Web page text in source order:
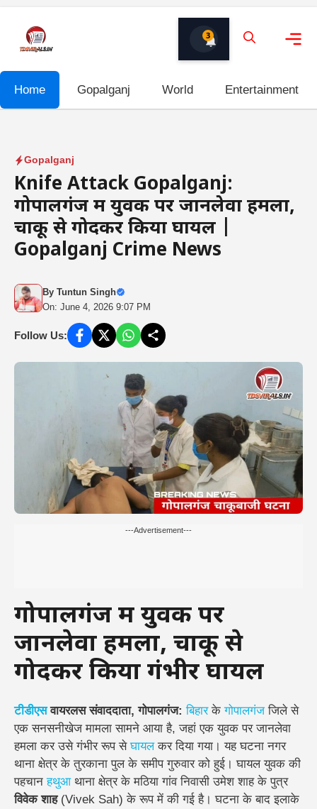
content
3
Home Gopalganj World Entertainment
Gopalganj
Knife Attack Gopalganj:
गोपालगंज में युवक पर जानलेवा हमला,
चाकू से गोदकर किया घायल |
Gopalganj Crime News
By Tuntun Singh
On: June 4, 2026 9:07 PM
Follow Us:
---Advertisement---
गोपालगंज में युवक पर
जानलेवा हमला, चाकू से
गोदकर किया गंभीर घायल
टीडीएसवायरलस संवाददाता, गोपालगंज: बिहारकेगोपालगंजजिले से
एक सनसनीखेज मामला सामने आया है, जहां एक युवक पर जानलेवा
हमला कर उसे गंभीर रूप सेघायलकर दिया गया। यह घटना नगर
थाना क्षेत्र के तुरकाना पुल के समीप गुरुवार को हुई। घायल युवक की
पहचानहथुआथाना क्षेत्र के मठिया गांव निवासी उमेश शाह के पुत्र
विवेक शाह(Vivek Sah) के रूप में की गई है। घटना के बाद इलाके